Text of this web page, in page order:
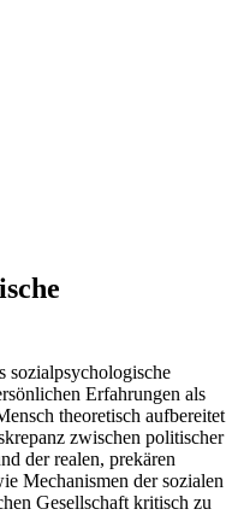
sozialpsychologische
Erfahrungen als
theoretisch aufbereitet
zwischen politischer
der realen, prekären
Mechanismen der sozialen
Gesellschaft kritisch zu